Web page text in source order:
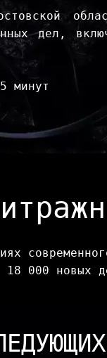
дел,
минут
18 000 новых